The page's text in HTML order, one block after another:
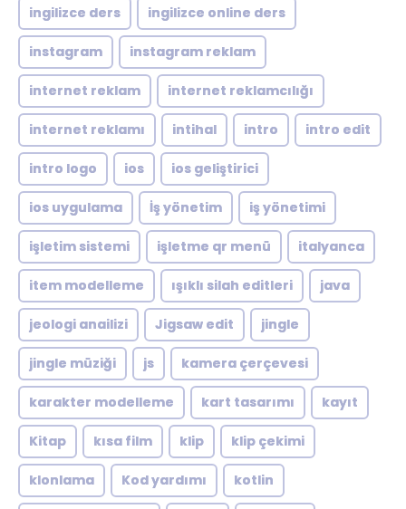
ingilizce ders ingilizce online ders
instagram instagram reklam
internet reklam internet reklamcılığı
internet reklamı intihal intro intro edit
intro logo ios ios geliştirici
ios uygulama İş yönetim iş yönetimi
işletim sistemi işletme qr menü italyanca
item modelleme ışıklı silah editleri java
jeologi anailizi Jigsaw edit jingle
jingle müziği js kamera çerçevesi
karakter modelleme kart tasarımı kayıt
Kitap kısa film klip klip çekimi
klonlama Kod yardımı kotlin